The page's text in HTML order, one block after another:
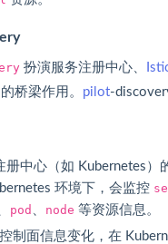
扮演服务注册中心、
桥梁作用。 pilot-
册中心（如 Kubernetes）
环境下，会监控
pod node 等资源信息。
控制面信息变化，在